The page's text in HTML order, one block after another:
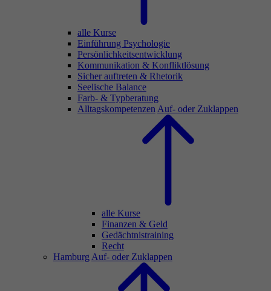
alle Kurse
Einführung Psychologie
Persönlichkeitsentwicklung
Kommunikation & Konfliktlösung
Sicher auftreten & Rhetorik
Seelische Balance
Farb- & Typberatung
Alltagskompetenzen Auf- oder Zuklappen
alle Kurse
Finanzen & Geld
Gedächtnistraining
Recht
Hamburg Auf- oder Zuklappen